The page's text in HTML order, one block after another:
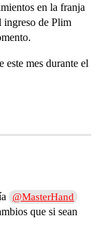
en la franja
de Plim
este mes durante el
@MasterHand
que si sean